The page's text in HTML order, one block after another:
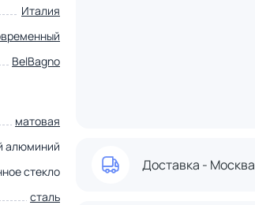
Италия
BelBagno
матовая
алюминий
стекло
сталь
Доставка - Москва